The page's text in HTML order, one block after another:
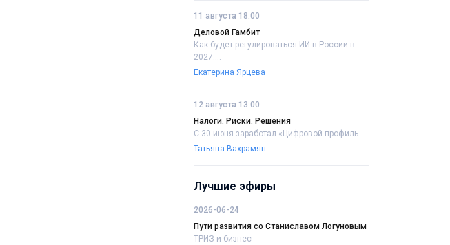
11 августа 18:00
Деловой Гамбит
Как будет регулироваться ИИ в России в
2027....
Екатерина Ярцева
12 августа 13:00
Налоги. Риски. Решения
С 30 июня заработал «Цифровой профиль....
Татьяна Вахрамян
Лучшие эфиры
2026-06-24
Пути развития со Станиславом Логуновым
ТРИЗ и бизнес